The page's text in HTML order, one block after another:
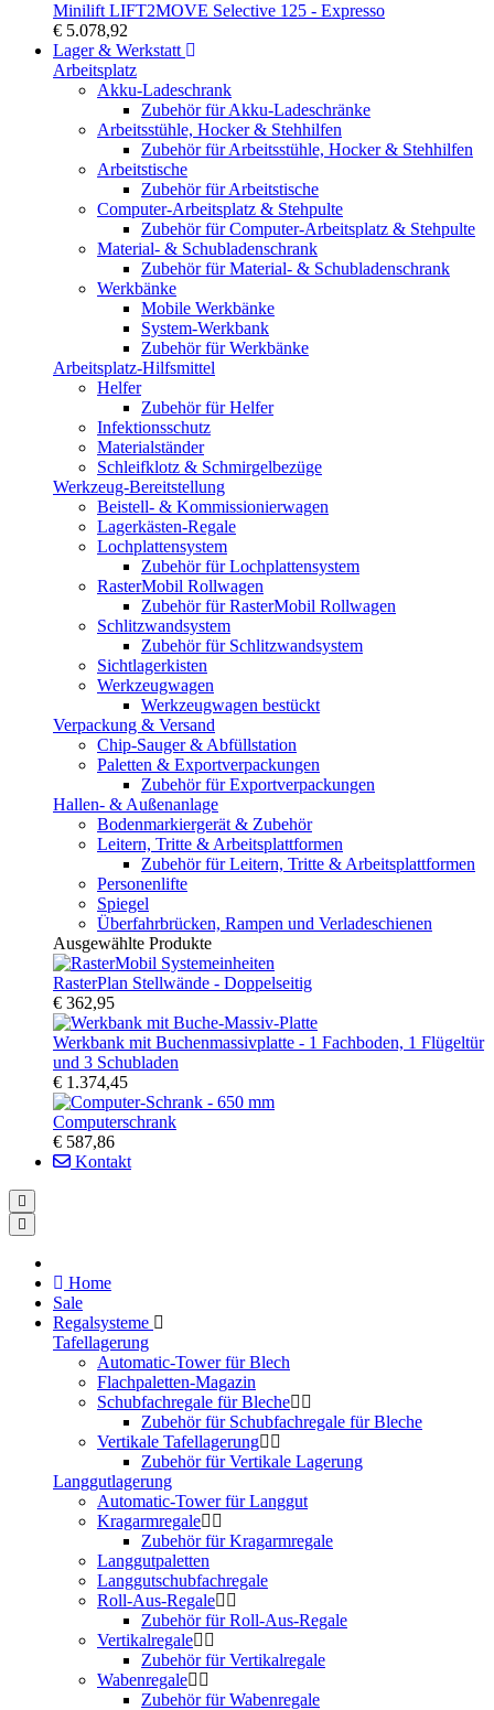
Minilift LIFT2MOVE Selective 125 - Expresso
€ 5.078,92
Lager & Werkstatt
Arbeitsplatz
Akku-Ladeschrank
Zubehör für Akku-Ladeschränke
Arbeitsstühle, Hocker & Stehhilfen
Zubehör für Arbeitsstühle, Hocker & Stehhilfen
Arbeitstische
Zubehör für Arbeitstische
Computer-Arbeitsplatz & Stehpulte
Zubehör für Computer-Arbeitsplatz & Stehpulte
Material- & Schubladenschrank
Zubehör für Material- & Schubladenschrank
Werkbänke
Mobile Werkbänke
System-Werkbank
Zubehör für Werkbänke
Arbeitsplatz-Hilfsmittel
Helfer
Zubehör für Helfer
Infektionsschutz
Materialständer
Schleifklotz & Schmirgelbezüge
Werkzeug-Bereitstellung
Beistell- & Kommissionierwagen
Lagerkästen-Regale
Lochplattensystem
Zubehör für Lochplattensystem
RasterMobil Rollwagen
Zubehör für RasterMobil Rollwagen
Schlitzwandsystem
Zubehör für Schlitzwandsystem
Sichtlagerkisten
Werkzeugwagen
Werkzeugwagen bestückt
Verpackung & Versand
Chip-Sauger & Abfüllstation
Paletten & Exportverpackungen
Zubehör für Exportverpackungen
Hallen- & Außenanlage
Bodenmarkiergerät & Zubehör
Leitern, Tritte & Arbeitsplattformen
Zubehör für Leitern, Tritte & Arbeitsplattformen
Personenlifte
Spiegel
Überfahrbrücken, Rampen und Verladeschienen
Ausgewählte Produkte
RasterPlan Stellwände - Doppelseitig
€ 362,95
Werkbank mit Buchenmassivplatte - 1 Fachboden, 1 Flügeltür
und 3 Schubladen
€ 1.374,45
Computerschrank
€ 587,86
Kontakt
Home
Sale
Regalsysteme
Tafellagerung
Automatic-Tower für Blech
Flachpaletten-Magazin
Schubfachregale für Bleche
Zubehör für Schubfachregale für Bleche
Vertikale Tafellagerung
Zubehör für Vertikale Lagerung
Langgutlagerung
Automatic-Tower für Langgut
Kragarmregale
Zubehör für Kragarmregale
Langgutpaletten
Langgutschubfachregale
Roll-Aus-Regale
Zubehör für Roll-Aus-Regale
Vertikalregale
Zubehör für Vertikalregale
Wabenregale
Zubehör für Wabenregale